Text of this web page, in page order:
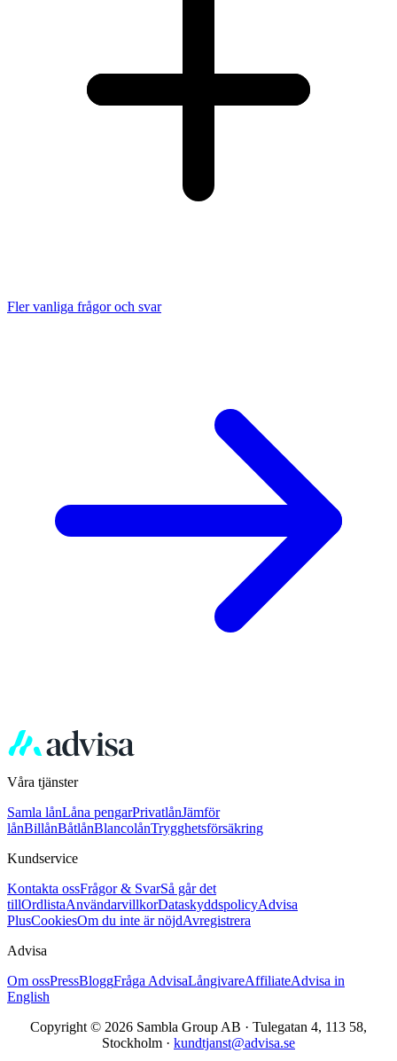
Fler vanliga frågor och svar
Våra tjänster
Samla lånLåna pengarPrivatlånJämför
lånBillånBåtlånBlancolånTrygghetsförsäkring
Kundservice
Kontakta ossFrågor & SvarSå går det
tillOrdlistaAnvändarvillkorDataskyddspolicyAdvisa
PlusCookiesOm du inte är nöjdAvregistrera
Advisa
Om ossPressBloggFråga AdvisaLångivareAffiliateAdvisa in
English
Copyright © 2026 Sambla Group AB · Tulegatan 4, 113 58,
Stockholm · kundtjanst@advisa.se